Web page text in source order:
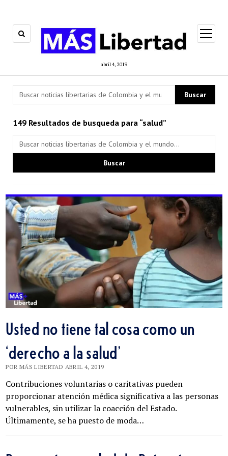
abril 4, 2019
open
menu
149 Resultados de busqueda para “salud”
Usted no tiene tal cosa como un
‘derecho a la salud’
POR MÁS LIBERTAD ABRIL 4, 2019
Contribuciones voluntarias o caritativas pueden
proporcionar atención médica significativa a las personas
vulnerables, sin utilizar la coacción del Estado.
Últimamente, se ha puesto de moda…